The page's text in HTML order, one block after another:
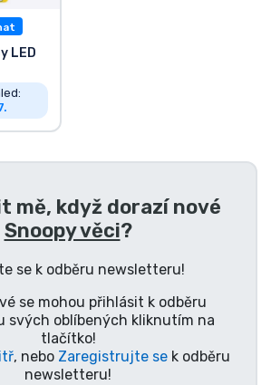
LED
mě, když dorazí nové
Snoopy věci?
se k odběru newsletteru!
se mohou přihlásit k odběru
svých oblíbených kliknutím na
tlačítko!
, nebo Zaregistrujte sek odběru
newsletteru!